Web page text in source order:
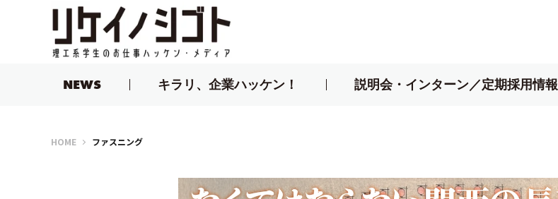
NEWS キラリ、企業ハッケン！ 説明会・インターン／定期採用情報
HOMEリケイノシゴト
ファスニング